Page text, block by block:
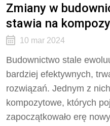
Zmiany w
stawia na
10 mar 2024
Budownictwo stale
bardziej efektywnych,
rozwiązań. Jednym z
kompozytowe, których
zapoczątkowało erę